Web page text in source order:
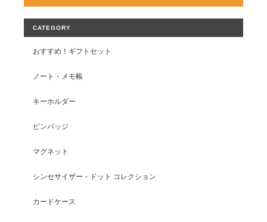
CATEGORY
おすすめ！ギフトセット
ノート・メモ帳
キーホルダー
ピンバッジ
マグネット
シンセサイザー・ドット コレクション
カードケース